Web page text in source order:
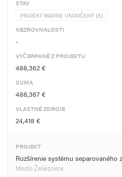
STAV
PROJEKT RIADNE UKONČENÝ (K)
NEZROVNALOSTI
-
VYČERPANÉ Z PROJEKTU
488,362 €
SUMA
488,367 €
VLASTNÉ ZDROJE
24,418 €
PROJEKT
Rozšírenie systému
Mesto Želiezovce